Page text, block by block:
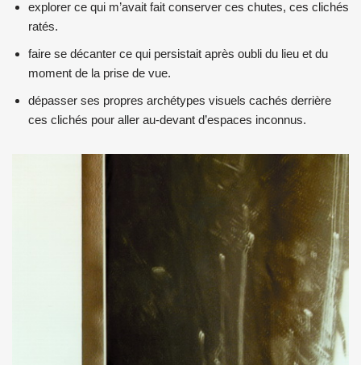
explorer ce qui m’avait fait conserver ces chutes, ces clichés
ratés.
faire se décanter ce qui persistait après oubli du lieu et du
moment de la prise de vue.
dépasser ses propres archétypes visuels cachés derrière
ces clichés pour aller au-devant d’espaces inconnus.